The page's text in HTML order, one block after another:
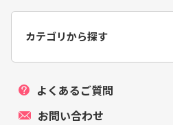
カテゴリから探す
よくあるご質問
お問い合わせ